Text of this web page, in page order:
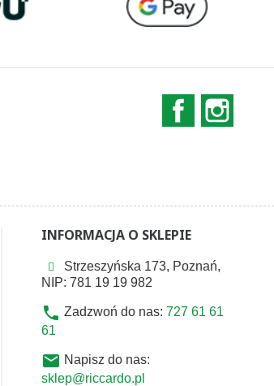
Facebook
INFORMACJA O SKLEPIE
Strzeszyńska 173, Poznań,
NIP: 781 19 19 982
phone Zadzwoń do nas: 727 61 61
61
email Napisz do nas:
sklep@riccardo.pl